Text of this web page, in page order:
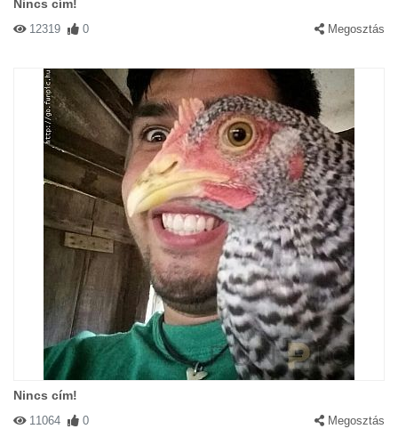
Nincs cím!
12319 0 Megosztás
Nincs cím!
11064 0 Megosztás